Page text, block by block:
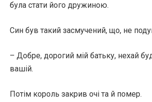
була стати його дружиною.
Син був такий засмучений, що, не
– Добре, дорогий мій батьку, нехай
вашій.
Потім король закрив очі та й помер.